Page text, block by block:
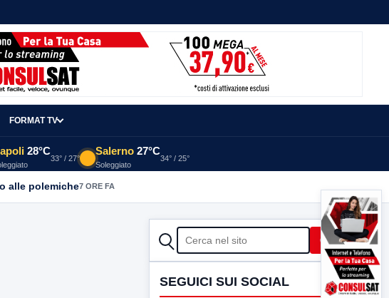
FORMAT TV
28°C
33° / 27°
Salerno 27°C
Soleggiato
34° / 25°
alle polemiche7 ORE FA
CERCA Cerca
SEGUICI SUI SOCIAL